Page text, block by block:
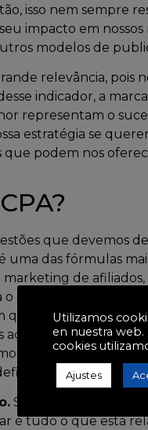
isso nem sempre
impacto em
modelos de
relevância, pois
indicador, a
representam o
estratégia se
que podem nos
que devemos
é uma das fórmulas
de afiliados,
site com o qual
essa interação
que podem
sempre nos
nossa
Sempre que
é tudo o que está
Utilizamos
en nuestra
cookies
Ajustes